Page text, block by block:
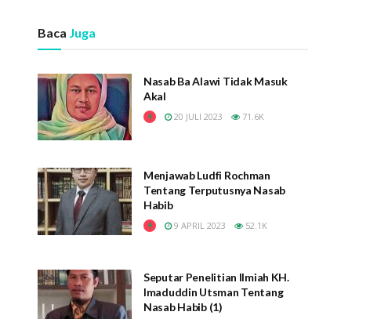
Baca Juga
Nasab Ba Alawi Tidak Masuk
Akal
20 JULI 2023 71.6K
Menjawab Ludfi Rochman
Tentang Terputusnya Nasab
Habib
9 APRIL 2023 52.1K
Seputar Penelitian Ilmiah KH.
Imaduddin Utsman Tentang
Nasab Habib (1)